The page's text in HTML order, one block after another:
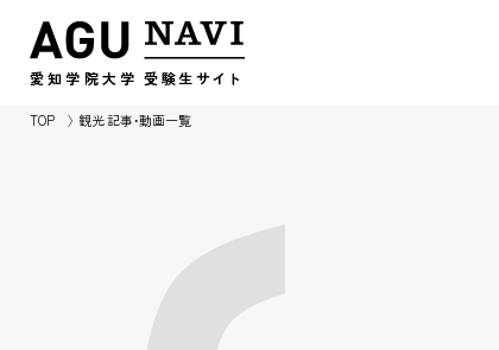
愛知学院大学 受験生サイ ト
TOP 観光 記事・動画一覧